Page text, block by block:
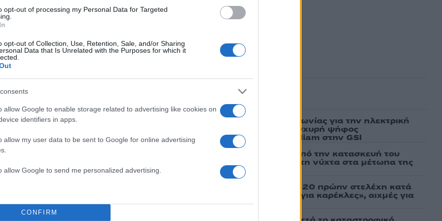
opt-out of processing my Personal Data for Targeted
opt-out of Collection, Use, Retention, Sale, and/or Sharing
Data that Is Unrelated with the Purposes for which it
allow Google to enable storage related to advertising like cookies on
identifiers in apps.
allow my user data to be sent to Google for online advertising
allow Google to send me personalized advertising.
CONFIRM
το Νewsit.gr στο
όλη την ειδησεογραφία και τα
- Η
Χαλκιά: Με την
την
Από το
της AI της Google
φωτογραφία για
Πιο σχολιασμένα
Μητσοτάκης στην υπογραφή συμφωνίας για την ηλεκτρική
διασύνδεση Ελλάδας – Κύπρου: «Ισχυρή ψήφος
εμπιστοσύνης» η είσοδος της Meridiam στην GSI
Canadair 515: Οι πρώτες εικόνες από την κατασκευή του
αεροσκάφους που θα επιχειρεί και τη νύχτα στα μέτωπα της
φωτιάς
Αυγερινός, Μουτσάτσου και ακόμη 20 πρώην στελέχη κατά
Καρυστιανού: «Δεν αποχωρήσαμε για καρέκλες», αιχμές για
«συγκεντρωτικό μοντέλο»